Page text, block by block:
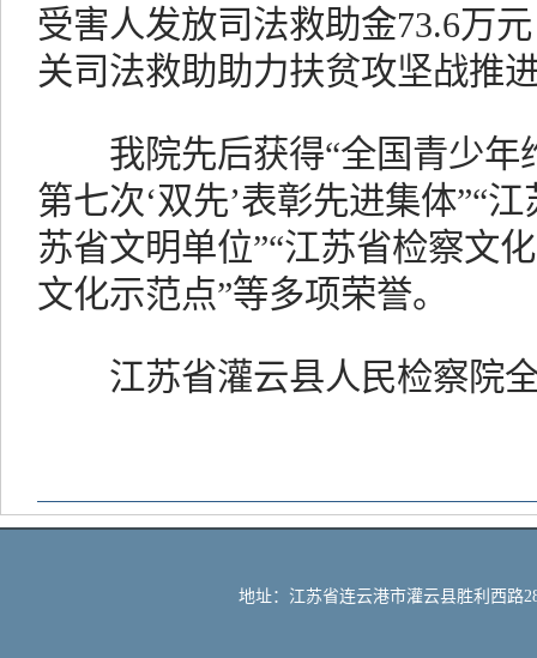
受害人发放司法救助金73.6万
关司法救助助力扶贫攻坚战推
我院先后获得“全国青少年
第七次‘双先’表彰先进集体”“
苏省文明单位”“江苏省检察文
文化示范点”等多项荣誉。
江苏省灌云县人民检察院全
地址：江苏省连云港市灌云县胜利西